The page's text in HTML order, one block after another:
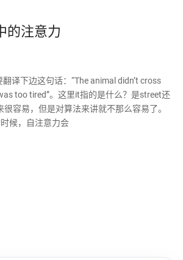
的注意力
译下边这句话：“The animal didn’t cross
too tired”。这里it指的是什么？是street还
容易，但是对算法来讲就不那么容易了。
候，自注意力会